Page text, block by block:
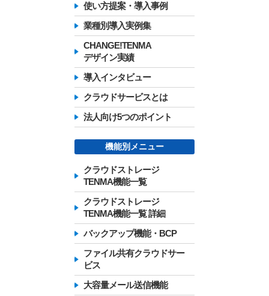
使い方提案・導入事例
業種別導入実例集
CHANGE!TENMA
デザイン実績
導入インタビュー
クラウドサービスとは
法人向け5つのポイント
機能別メニュー
クラウドストレージ
TENMA機能一覧
クラウドストレージ
TENMA機能一覧 詳細
バックアップ機能・BCP
ファイル共有クラウドサー
ビス
大容量メール送信機能